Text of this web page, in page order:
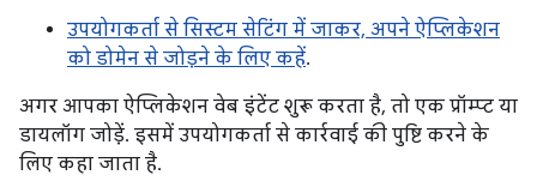
उपयोगकर्ता से सिस्टम सेटिंग में जाकर, अपने ऐप्लिकेशन
को डोमेन से जोड़ने के लिए कहें.
अगर आपका ऐप्लिकेशन वेब इंटेंट शुरू करता है, तो एक प्रॉम्प्ट या
डायलॉग जोड़ें. इसमें उपयोगकर्ता से कार्रवाई की पुष्टि करने के
लिए कहा जाता है.